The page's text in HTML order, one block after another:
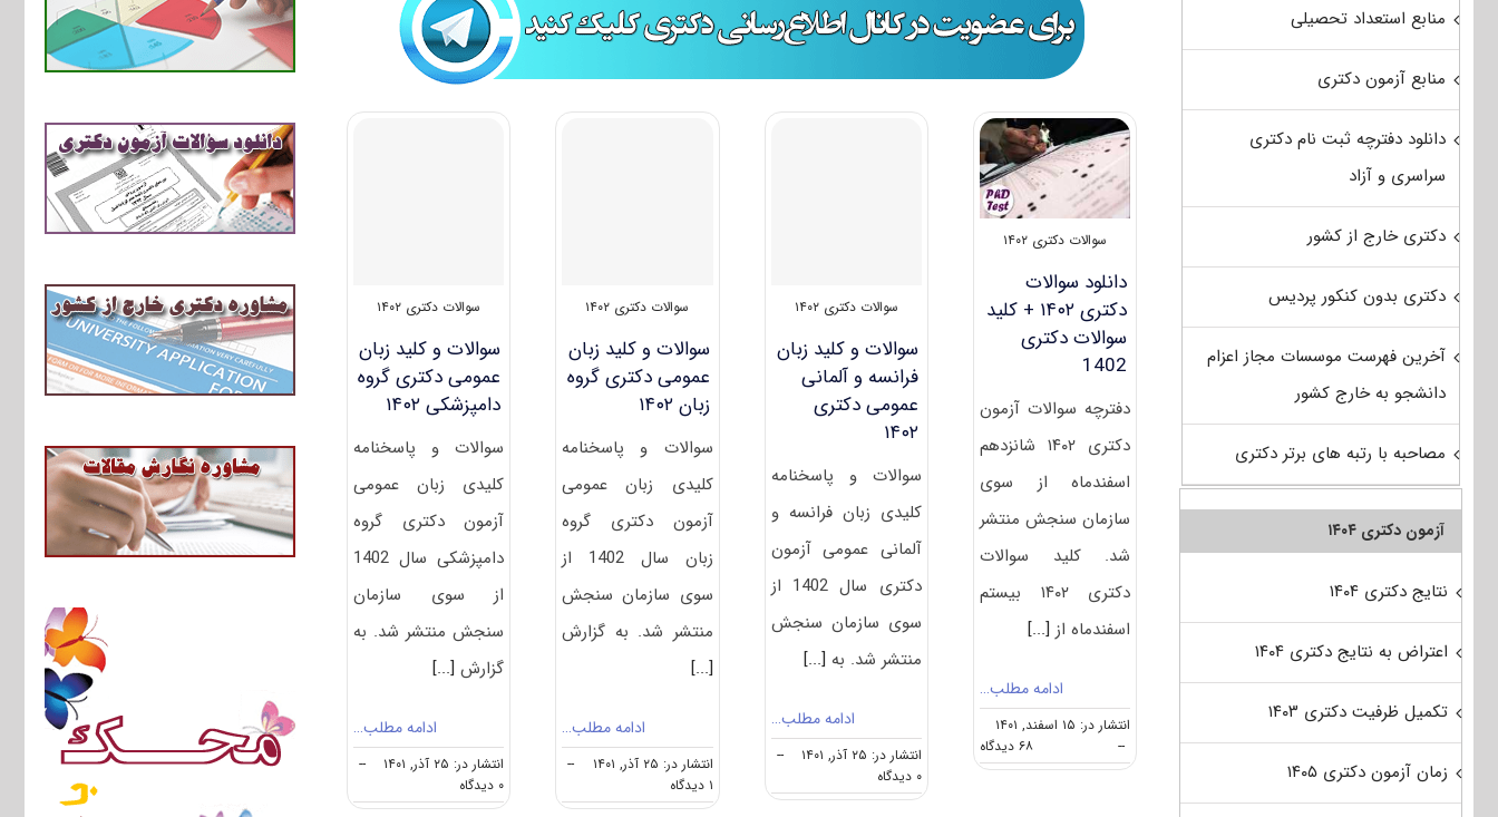
سوالات دکتری ۱۴۰۲
دانلود سوالات
دکتری ۱۴۰۲ + کلید
سوالات دکتری
1402
دفترچه سوالات آزمون
دکتری ۱۴۰۲ شانزدهم
اسفندماه از سوی
سازمان سنجش منتشر
شد. کلید سوالات
دکتری ۱۴۰۲ بیستم
اسفندماه از [...]
ادامه مطلب…
انتشار در: ۱۵ اسفند, ۱۴۰۱
--
۶۸ دیدگاه
دانلود
سوالات دکتری ۱۴۰۲
سوالات و کلید زبان
فرانسه و آلمانی
عمومی دکتری
۱۴۰۲
سوالات و پاسخنامه
کلیدی زبان فرانسه و
آلمانی عمومی آزمون
دکتری سال 1402 از
سوی سازمان سنجش
منتشر شد. به [...]
ادامه مطلب…
انتشار در: ۲۵ آذر, ۱۴۰۱
--
۰ دیدگاه
سوالات
سوالات دکتری ۱۴۰۲
سوالات و کلید زبان
عمومی دکتری گروه
زبان ۱۴۰۲
سوالات و پاسخنامه
کلیدی زبان عمومی
آزمون دکتری گروه
زبان سال 1402 از
سوی سازمان سنجش
منتشر شد. به گزارش
[...]
ادامه مطلب…
انتشار در: ۲۵ آذر, ۱۴۰۱
--
۱ دیدگاه
سوالات
سوالات دکتری ۱۴۰۲
سوالات و کلید زبان
عمومی دکتری گروه
دامپزشکی ۱۴۰۲
سوالات و پاسخنامه
کلیدی زبان عمومی
آزمون دکتری گروه
دامپزشکی سال 1402
از سوی سازمان
سنجش منتشر شد. به
گزارش[...]
ادامه مطلب…
انتشار در: ۲۵ آذر, ۱۴۰۱
--
۰ دیدگاه
on
سوالات
منابع استعداد تحصیلی
منابع آزمون دکتری
دانلود دفترچه ثبت نام دکتری
سراسری و آزاد
دکتری خارج از کشور
دکتری بدون کنکور پردیس
آخرین فهرست موسسات مجاز اعزام
دانشجو به خارج کشور
مصاحبه با رتبه های برتر دکتری
آزمون دکتری ۱۴۰۴
نتایج دکتری ۱۴۰۴
اعتراض به نتایج دکتری ۱۴۰۴
تکمیل ظرفیت دکتری ۱۴۰۳
زمان آزمون دکتری ۱۴۰۵